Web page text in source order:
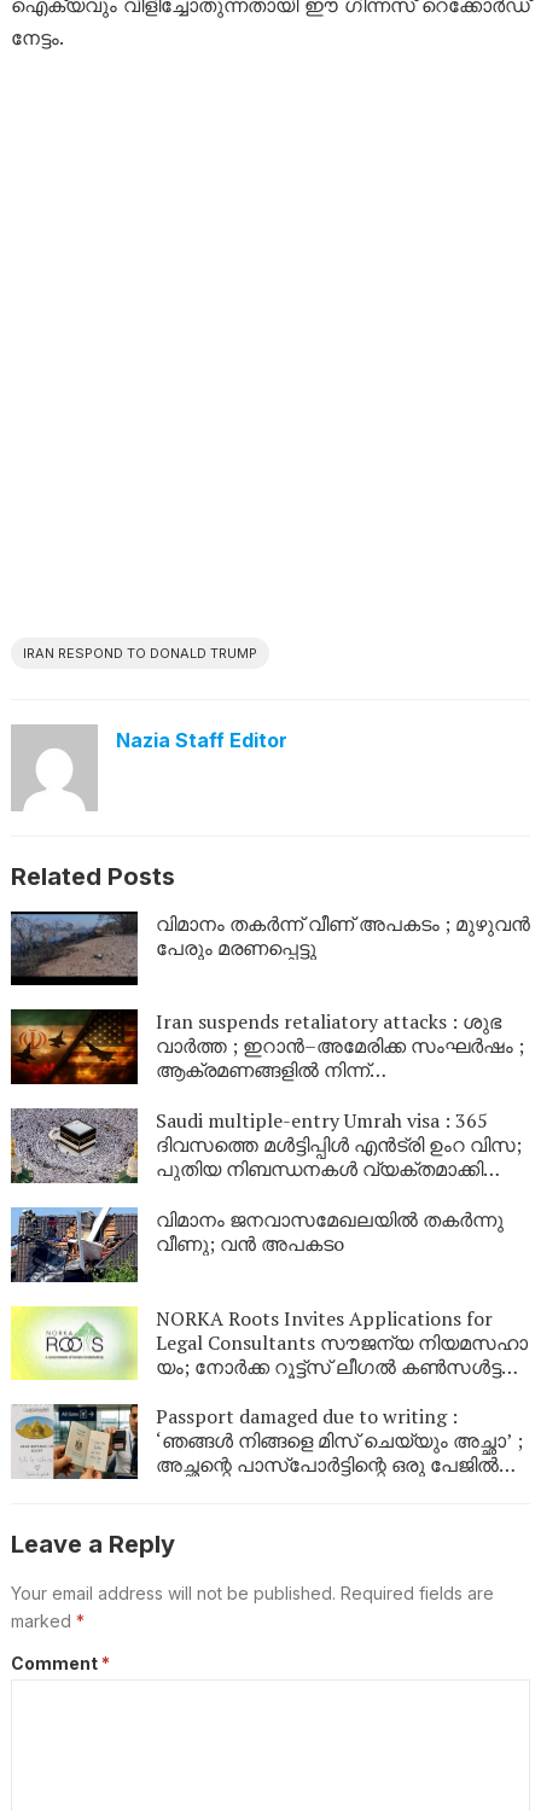
നേട്ടം.
IRAN RESPOND TO DONALD TRUMP
Nazia Staff Editor
Related Posts
വിമാനം തകർന്ന് വീണ് അപകടം ; മുഴുവൻ
പേരും മരണപ്പെട്ടു
Iran suspends retaliatory attacks : ശുഭ
വാർത്ത ; ഇറാൻ–അമേരിക്ക സംഘർഷം ;
ആക്രമണങ്ങളിൽ നിന്ന്
പ്രതീക്ഷ
Saudi multiple-entry Umrah visa : 365
ദിവസത്തെ മൾട്ടിപ്പിൾ എൻട്രി ഉംറ വിസ;
പുതിയ നിബന്ധനകൾ വ്യക്തമാക്കി
വിമാനം ജനവാസമേഖലയിൽ തകർന്നു
വീണു; വൻ അപകടo
NORKA Roots Invites Applications for
Legal Consultants സൗ​ജ​ന്യ നി​യ​മ​സ​ഹാ​
യം; നോ​ർ​ക്ക റൂ​ട്ട്സ് ലീ​ഗ​ൽ ക​ൺ​സ​ൾ​ട്ട​ന്റു​
Passport damaged due to writing :
‘ഞങ്ങൾ നിങ്ങളെ മിസ് ചെയ്യും അച്ഛാ’ ;
അച്ഛന്റെ പാസ്പോർട്ടിന്റെ ഒരു പേജിൽ
അധികൃതർ
Leave a Reply
Your email address will not be published. Required fields are
marked *
Comment *